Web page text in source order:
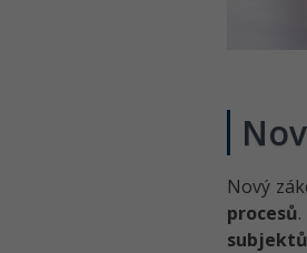
Nový
procesů
subjektů